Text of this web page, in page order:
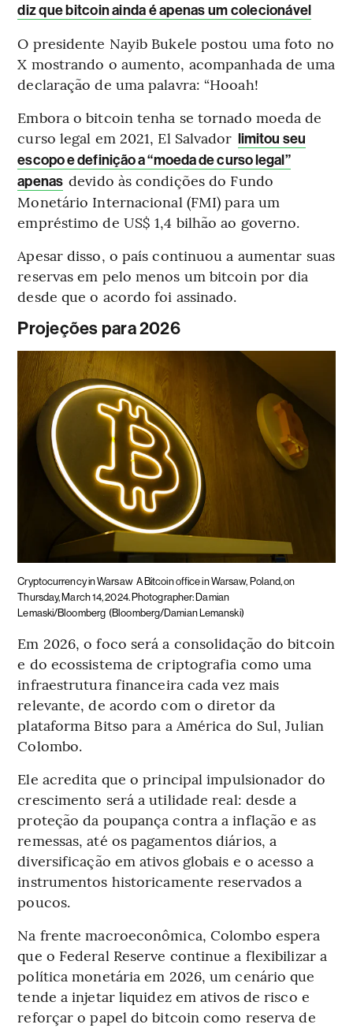
diz que bitcoin ainda é apenas um colecionável
O presidente Nayib Bukele postou uma foto no
X mostrando o aumento, acompanhada de uma
declaração de uma palavra: “Hooah!
Embora o bitcoin tenha se tornado moeda de
curso legal em 2021, El Salvador limitou seu
escopo e definição a “moeda de curso legal”
apenas devido às condições do Fundo
Monetário Internacional (FMI) para um
empréstimo de US$ 1,4 bilhão ao governo.
Apesar disso, o país continuou a aumentar suas
reservas em pelo menos um bitcoin por dia
desde que o acordo foi assinado.
Projeções para 2026
Cryptocurrency in Warsaw A Bitcoin office in Warsaw, Poland, on
Thursday, March 14, 2024. Photographer: Damian
Lemaski/Bloomberg (Bloomberg/Damian Lemanski)
Em 2026, o foco será a consolidação do bitcoin
e do ecossistema de criptografia como uma
infraestrutura financeira cada vez mais
relevante, de acordo com o diretor da
plataforma Bitso para a América do Sul, Julian
Colombo.
Ele acredita que o principal impulsionador do
crescimento será a utilidade real: desde a
proteção da poupança contra a inflação e as
remessas, até os pagamentos diários, a
diversificação em ativos globais e o acesso a
instrumentos historicamente reservados a
poucos.
Na frente macroeconômica, Colombo espera
que o Federal Reserve continue a flexibilizar a
política monetária em 2026, um cenário que
tende a injetar liquidez em ativos de risco e
reforçar o papel do bitcoin como reserva de